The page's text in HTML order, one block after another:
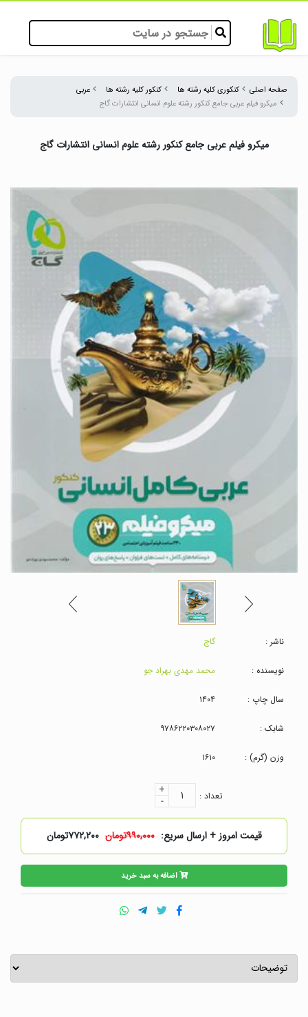
صفحه اصلی کنکوری کلیه رشته ها کنکور کلیه رشته ها
عربی
میکرو فیلم عربی جامع کنکور رشته علوم انسانی انتشارات گاج
میکرو فیلم عربی جامع کنکور رشته علوم انسانی انتشارات گاج
ناشر : گاج
نویسنده : محمد مهدی بهراد جو
سال چاپ : ۱۴۰۴
شابک : ۹۷۸۶۲۲۰۳۰۸۰۲۷
وزن (گرم) : ۱۶۱۰
تعداد : ۱
+
-
قیمت امروز + ارسال سریع: ۹۹۰,۰۰۰تومان ۷۷۲,۲۰۰تومان
اضافه به سبد خرید